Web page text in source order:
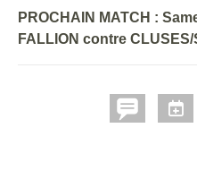
PROCHAIN MATCH :
FALLION contre CLUSES/